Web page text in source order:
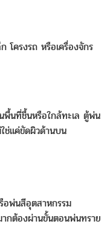
โครงรถ หรือเครื่องจักร
พื้นที่ชื้นหรือใกล้ทะเล ตู้พ่น
ช่แค่ขัดผิวด้านบน
อพ่นสีอุตสาหกรรม
ากต้องผ่านขั้นตอนพ่นทราย